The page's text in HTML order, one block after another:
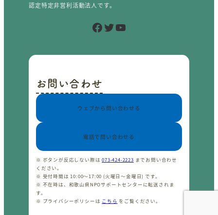
認定特定非営利活動法人です。
Facebook Twitter YouTube
お問い合わせ
ウェブから問い合わせる
電話で問い合わせる
※ ボタンが反応しない際は073-424-2223 までお問い合わせ
ください。
※ 受付時間は 10:00〜17:00 (火曜日〜金曜日) です。
※ 不在時は、和歌山県NPOサポートセンターに転送されま
す。
※ プライバシーポリシーは こちら をご覧ください。